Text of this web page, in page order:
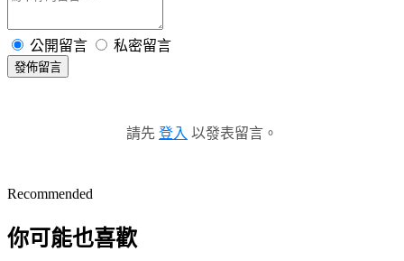
公開留言 私密留言
發佈留言
請先 登入 以發表留言。
Recommended
你可能也喜歡